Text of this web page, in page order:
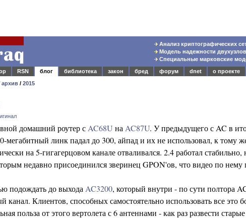
Анализ криптографических
Модель надежности
Специальные марковские
RSN блог библиотека закон бред форум dnet
о проекте
архив / 2015
домашний роутер с AC68U на AC87U. У предыдущего с AC в
мегабитный линк падал до 300, айпад и их не использовал, к тому
на 5-гигагерцовом канале отваливался. 2.4 работал
недавно присоединился зверинец GPON'ов, что видео по нему
подождать до выхода AC3200, который внутри - по сути полтора
канал. Клиентов, способных самостоятельно использовать все это
польза от этого вертолета с 6 антеннами - как раз развести